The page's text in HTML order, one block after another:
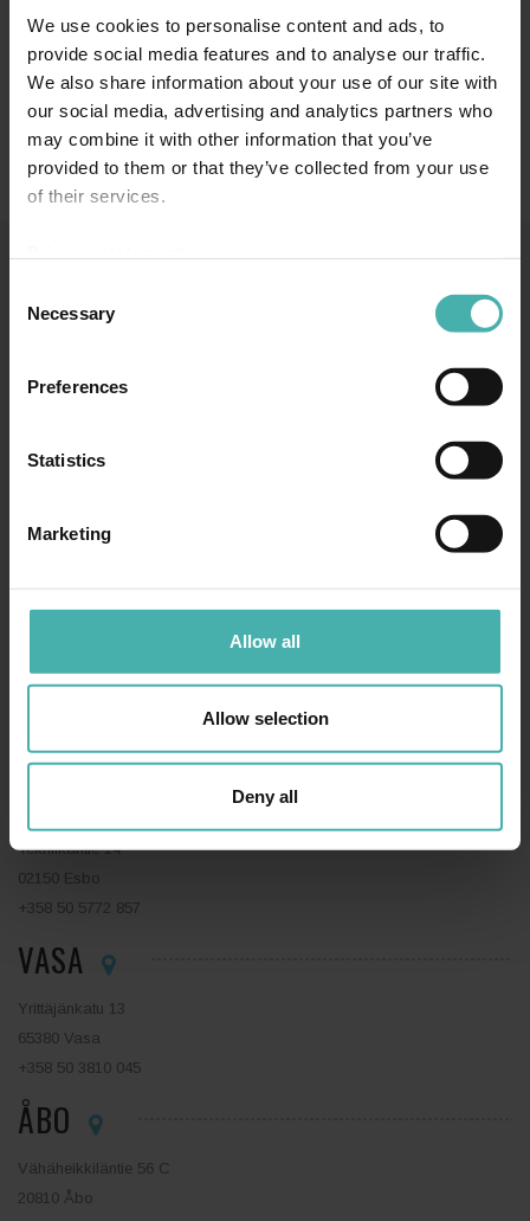
We use cookies to personalise content and ads, to
provide social media features and to analyse our traffic.
We also share information about your use of our site with
our social media, advertising and analytics partners who
may combine it with other information that you’ve
provided to them or that they’ve collected from your use
of their services.
Selection
Necessary
Preferences
Statistics
Marketing
Allow all
Allow selection
Deny all
SS-TERACON OY DATASKYDD
TAMMERFORS
Hatanpään valtatie 34 D
Niemenkatu 73
+358 44 0410 888
Tekniikantie 14
02150 Esbo
+358 50 5772 857
VASA
Yrittäjänkatu 13
65380 Vasa
+358 50 3810 045
ÅBO
Vähäheikkiläntie 56 C
20810 Åbo